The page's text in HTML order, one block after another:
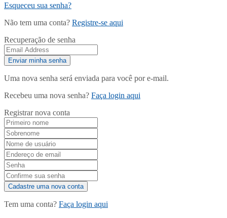
Esqueceu sua senha?
Não tem uma conta? Registre-se aqui
Recuperação de senha
Uma nova senha será enviada para você por e-mail.
Recebeu uma nova senha? Faça login aqui
Registrar nova conta
Tem uma conta? Faça login aqui